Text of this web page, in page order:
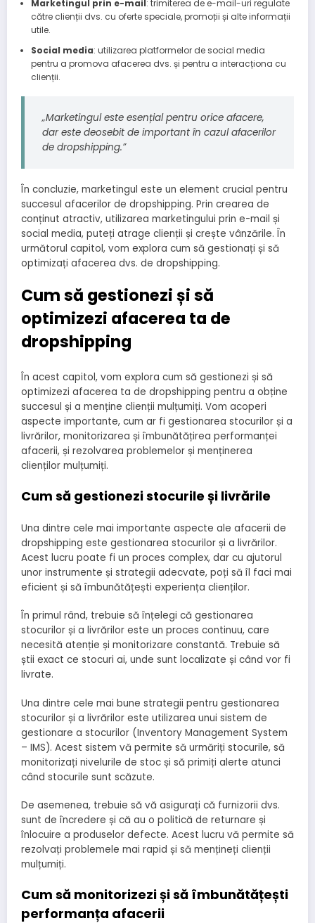
Marketingul prin e-mail : trimiterea de e-mail-uri regulate
către clienții dvs. cu oferte speciale, promoții și alte informații
utile.
Social media: utilizarea platformelor de social media
pentru a promova afacerea dvs. și pentru a interacționa cu
clienții.
„Marketingul este esențial pentru orice afacere,
dar este deosebit de important în cazul afacerilor
de dropshipping.”
În concluzie, marketingul este un element crucial pentru
succesul afacerilor de dropshipping. Prin crearea de
conținut atractiv, utilizarea marketingului prin e-mail și
social media, puteți atrage clienții și crește vânzările. În
următorul capitol, vom explora cum să gestionați și să
optimizați afacerea dvs. de dropshipping.
Cum să gestionezi și să
optimizezi afacerea ta de
dropshipping
În acest capitol, vom explora cum să gestionezi și să
optimizezi afacerea ta de dropshipping pentru a obține
succesul și a menține clienții mulțumiți. Vom acoperi
aspecte importante, cum ar fi gestionarea stocurilor și a
livrărilor, monitorizarea și îmbunătățirea performanței
afacerii, și rezolvarea problemelor și menținerea
clienților mulțumiți.
Cum să gestionezi stocurile și livrările
Una dintre cele mai importante aspecte ale afacerii de
dropshipping este gestionarea stocurilor și a livrărilor.
Acest lucru poate fi un proces complex, dar cu ajutorul
unor instrumente și strategii adecvate, poți să îl faci mai
eficient și să îmbunătățești experiența clienților.
În primul rând, trebuie să înțelegi că gestionarea
stocurilor și a livrărilor este un proces continuu, care
necesită atenție și monitorizare constantă. Trebuie să
știi exact ce stocuri ai, unde sunt localizate și când vor fi
livrate.
Una dintre cele mai bune strategii pentru gestionarea
stocurilor și a livrărilor este utilizarea unui sistem de
gestionare a stocurilor (Inventory Management System
– IMS). Acest sistem vă permite să urmăriți stocurile, să
monitorizați nivelurile de stoc și să primiți alerte atunci
când stocurile sunt scăzute.
De asemenea, trebuie să vă asigurați că furnizorii dvs.
sunt de încredere și că au o politică de returnare și
înlocuire a produselor defecte. Acest lucru vă permite să
rezolvați problemele mai rapid și să mențineți clienții
mulțumiți.
Cum să monitorizezi și să îmbunătățești
performanța afacerii